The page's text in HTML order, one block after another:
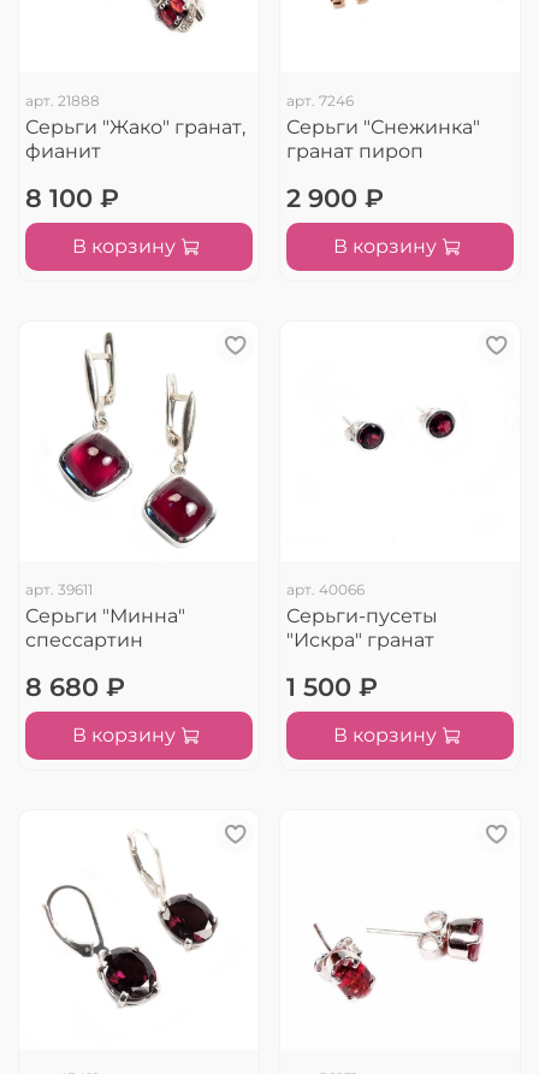
арт. 21888
Серьги "Жако" гранат,
фианит
8 100 ₽
В корзину
арт. 7246
Серьги "Снежинка"
гранат пироп
2 900 ₽
В корзину
арт. 39611
Серьги "Минна"
спессартин
8 680 ₽
В корзину
арт. 40066
Серьги-пусеты
"Искра" гранат
1 500 ₽
В корзину